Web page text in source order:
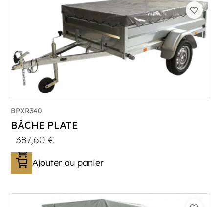
BPXR340
BÂCHE PLATE
387,60€
Ajouter au panier